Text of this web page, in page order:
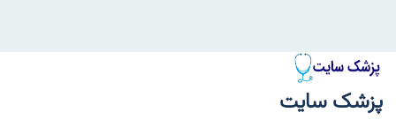
پزشک سایت